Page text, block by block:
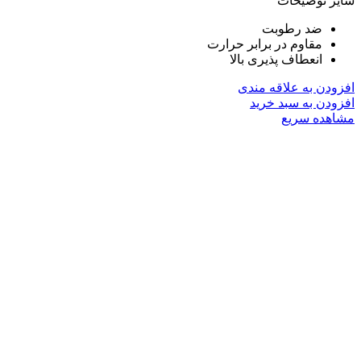
ضد رطوبت
مقاوم در برابر حرارت
انعطاف پذیری بالا
افزودن به علاقه مندی
افزودن به سبد خرید
مشاهده سریع